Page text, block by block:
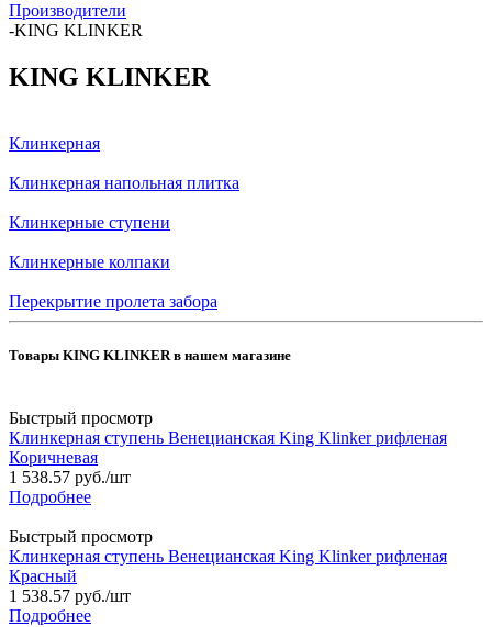
Производители
-KING KLINKER
KING KLINKER
Клинкерная
Клинкерная напольная плитка
Клинкерные ступени
Клинкерные колпаки
Перекрытие пролета забора
Товары KING KLINKER в нашем магазине
Быстрый просмотр
Клинкерная ступень Венецианская King Klinker рифленая
Коричневая
1 538.57 руб./шт
Подробнее
Быстрый просмотр
Клинкерная ступень Венецианская King Klinker рифленая
Красный
1 538.57 руб./шт
Подробнее